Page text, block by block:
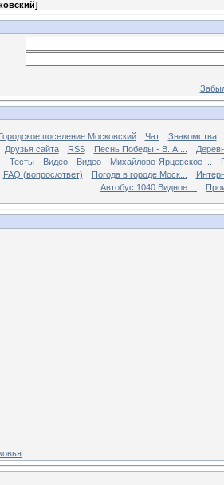
]
Городское поселение Московский Чат
Знакомства
Друзья сайта RSS Песнь Победы - В. А....
Тесты Видео Видео Михайлово-Ярцевское ...
FAQ (вопрос/ответ) Погода в городе Моск...
Автобус 1040 Видное ...